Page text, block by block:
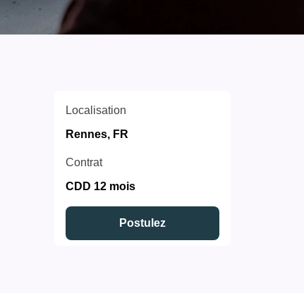
Localisation
Rennes, FR
Contrat
CDD 12 mois
Postulez